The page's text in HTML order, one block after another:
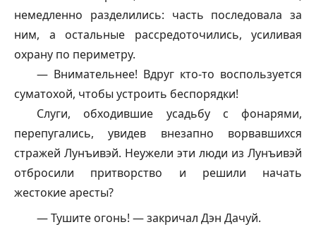
немедленно разделились: часть последовала за
ним, а остальные рассредоточились, усиливая
охрану по периметру.
— Внимательнее! Вдруг кто-то воспользуется
суматохой, чтобы устроить беспорядки!
Слуги, обходившие усадьбу с фонарями,
перепугались, увидев внезапно ворвавшихся
стражей Лунъивэй. Неужели эти люди из Лунъивэй
отбросили притворство и решили начать
жестокие аресты?
— Тушите огонь! — закричал Дэн Дачуй.